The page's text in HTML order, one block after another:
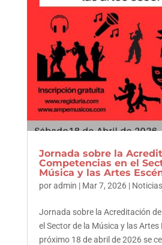
Jornada sobre la
Competencias en el
Música y las Artes
poradmin | Mar 7, 2026| Noticias
Jornada sobre la Acreditación
el Sector de la Música y las
próximo 18 de abril de 2026 se